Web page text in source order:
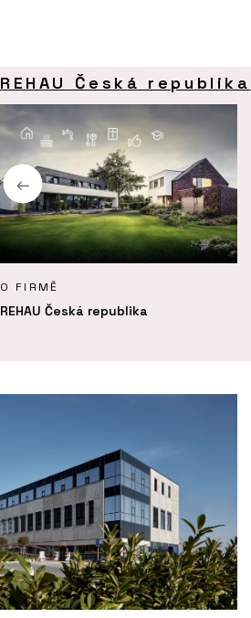
REHAU Česká republika
O FIRMĚ
REHAU Česká republika